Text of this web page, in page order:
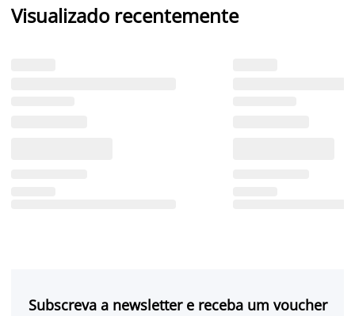
Visualizado recentemente
Subscreva a newsletter e receba um voucher